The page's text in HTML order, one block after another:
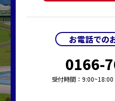
お電話での
0166-
受付時間：